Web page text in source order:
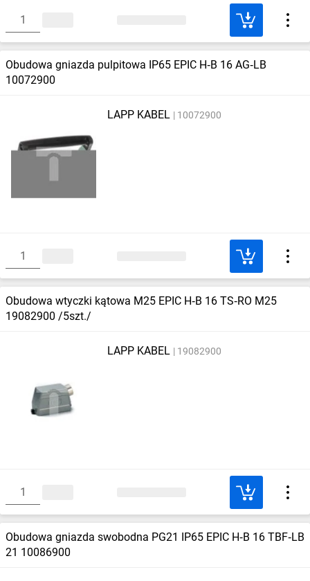
Obudowa gniazda pulpitowa IP65 EPIC H‑B 16 AG‑LB
10072900
LAPP KABEL 10072900
Obudowa wtyczki kątowa M25 EPIC H‑B 16 TS‑RO M25
19082900 /5szt./
LAPP KABEL 19082900
Obudowa gniazda swobodna PG21 IP65 EPIC H‑B 16 TBF‑LB
21 10086900